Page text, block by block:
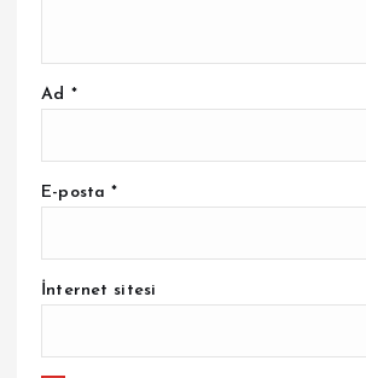
Ad *
E-posta*
İnternet sitesi